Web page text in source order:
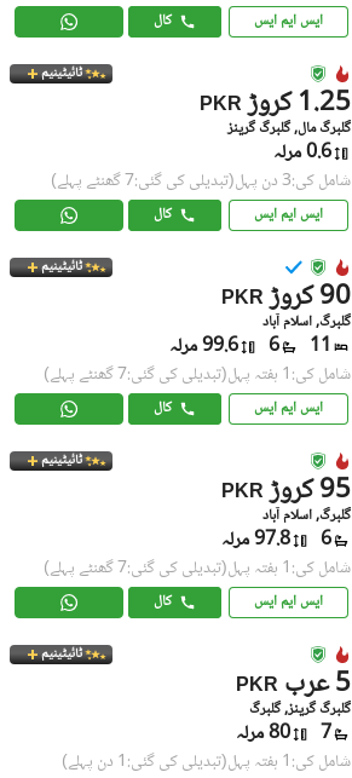
ایس ایم ایس کال
ٹائیٹینیم
PKR 1.25 کروڑ
گلبرگ مال, گلبرگ گرینز
0.6 مرلہ
شامل کی:3 دن پہل (تبدیلی کی گئی:7 گھنٹے پہلے)
ایس ایم ایس کال
ٹائیٹینیم
PKR 90 کروڑ
گلبرگ, اسلام آباد
11
6 99.6 مرلہ
شامل کی:1 ہفتہ پہل (تبدیلی کی گئی:7 گھنٹے پہلے)
ایس ایم ایس کال
ٹائیٹینیم
PKR 95 کروڑ
گلبرگ, اسلام آباد
6 97.8 مرلہ
شامل کی:1 ہفتہ پہل (تبدیلی کی گئی:7 گھنٹے پہلے)
ایس ایم ایس کال
ٹائیٹینیم
PKR 5 عرب
گلبرگ گرینز, گلبرگ
7 80 مرلہ
شامل کی:1 ہفتہ پہل (تبدیلی کی گئی:1 دن پہلے)